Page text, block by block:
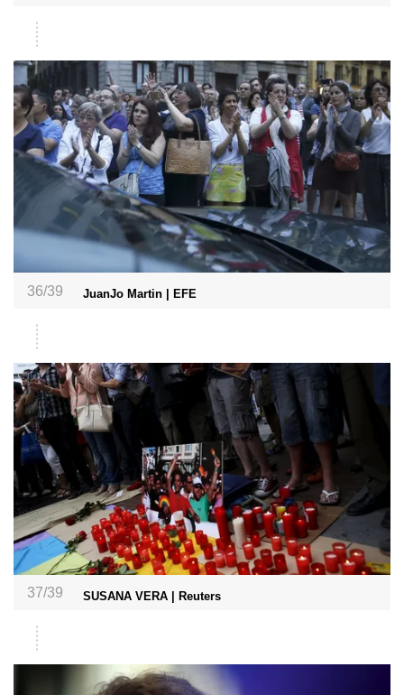
36/39 JuanJo Martin | EFE
37/39 SUSANA VERA | Reuters